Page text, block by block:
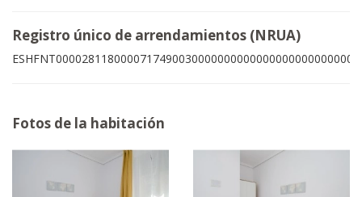
Registro único de arrendamientos (NRUA)
ESHFNT00002811800007174900300000000000000000000000003
Fotos de la habitación